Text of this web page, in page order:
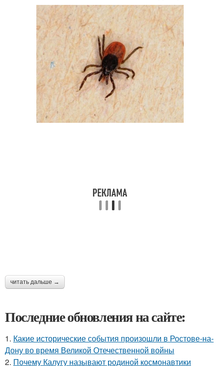
читать дальше →
Последние обновления на сайте:
1. Какие исторические события произошли в Ростове-на-
Дону во время Великой Отечественной войны
2. Почему Калугу называют родиной космонавтики